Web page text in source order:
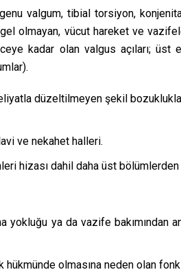
valgum, tibial torsiyon,
olmayan, vücut hareket ve
kadar olan valgus açıları;
düzeltilmeyen şekil
ve nekahet halleri.
hizası dahil daha üst
yokluğu ya da vazife
olmasına neden olan